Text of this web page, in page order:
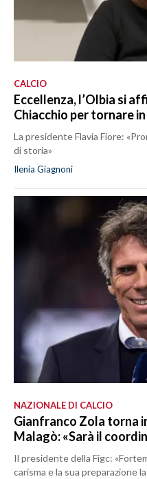
CALCIO
Eccellenza, l’Olbia si
Chiacchio per tornare
La presidente Flavia Fiore:
di storia»
Ilenia Giagnoni
NAZIONALE DI CALCIO
Gianfranco Zola torna
Malagò: «Sarà il
Il presidente della Figc:
carisma e la sua preparazione